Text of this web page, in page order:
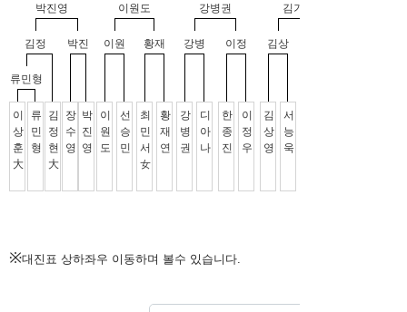
※대진표 상하좌우 이동하며 볼수 있습니다.